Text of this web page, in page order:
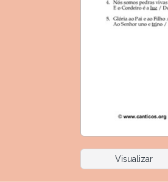
Visualizar